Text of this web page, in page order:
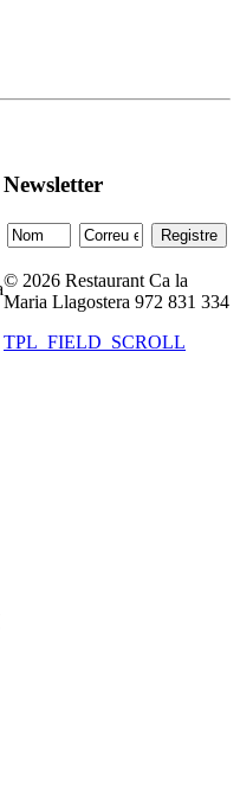
Newsletter
© 2026 Restaurant Ca la
Maria Llagostera 972 831 334
TPL_FIELD_SCROLL